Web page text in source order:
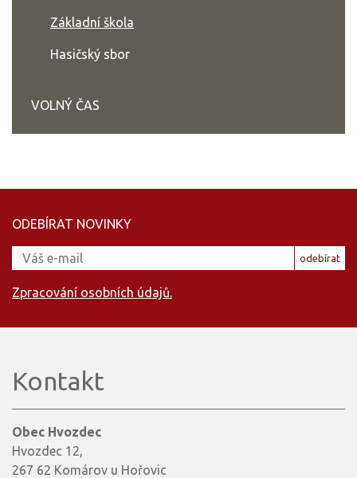
Základní škola
Hasičský sbor
VOLNÝ ČAS
ODEBÍRAT NOVINKY
odebírat
Zpracování osobních údajů.
Kontakt
Obec Hvozdec
Hvozdec 12,
267 62 Komárov u Hořovic